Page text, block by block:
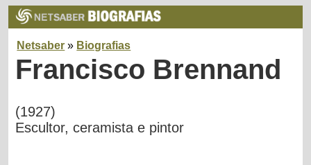
Netsaber » Biografias
Francisco Brennand
(1927)
Escultor, ceramista e pintor